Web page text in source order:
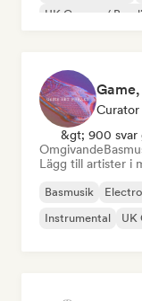
UK Garage /
Game,
Curator
&gt; 900 svar
Omgivande
Lägg till artister i
Basmusik
Instrumental
UK